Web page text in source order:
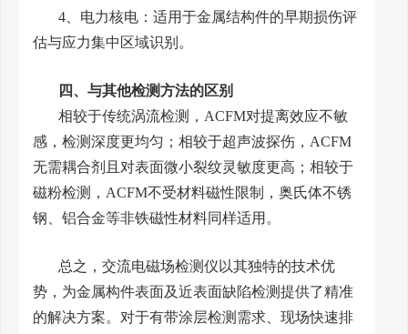
4、电力核电：适用于金属结构件的早期损伤评
估与应力集中区域识别。
四、与其他检测方法的区别
相较于传统涡流检测，ACFM对提离效应不敏
感，检测深度更均匀；相较于超声波探伤，ACFM
无需耦合剂且对表面微小裂纹灵敏度更高；相较于
磁粉检测，ACFM不受材料磁性限制，奥氏体不锈
钢、铝合金等非铁磁性材料同样适用。
总之，交流电磁场检测仪以其独特的技术优
势，为金属构件表面及近表面缺陷检测提供了精准
的解决方案。对于有带涂层检测需求、现场快速排